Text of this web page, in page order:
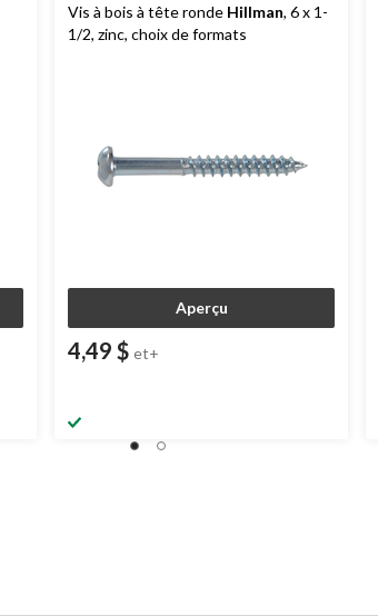
Vis à bois à tête ronde Hillman, 6 x 1-
1/2, zinc, choix de formats
Aperçu
4,49 $ et+